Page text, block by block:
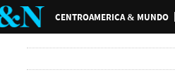
CENTROAMERICA & MUNDO